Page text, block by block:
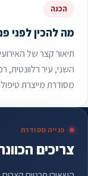
הכנה
מה להכין לפני
תיאור קצר של
השני, עיר
מסודרת מייצרת טיפול
פנייה מסודרת
צריכים